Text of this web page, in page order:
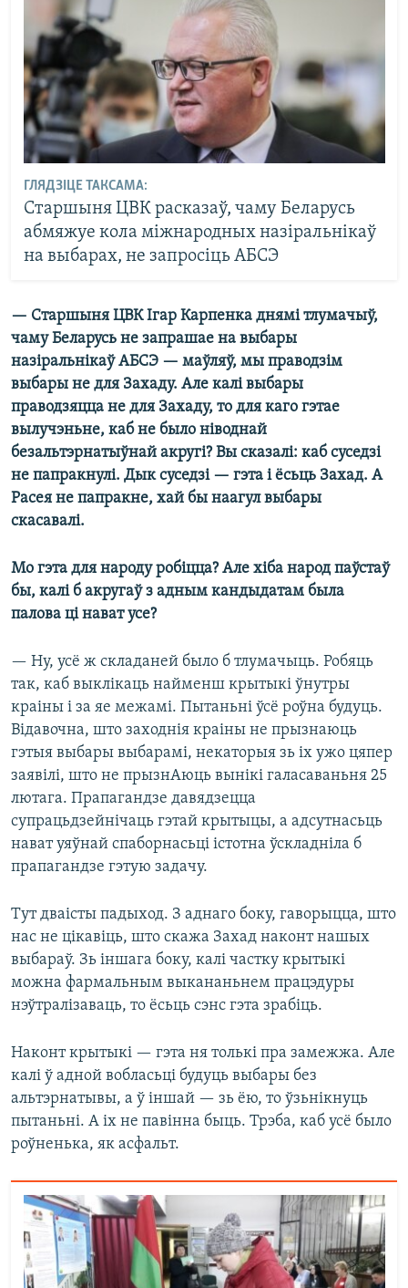
ГЛЯДЗІЦЕ ТАКСАМА:
Старшыня ЦВК расказаў, чаму Беларусь
абмяжуе кола міжнародных назіральнікаў
на выбарах, не запросіць АБСЭ
— Старшыня ЦВК Ігар Карпенка днямі тлумачыў,
чаму Беларусь не запрашае на выбары
назіральнікаў АБСЭ — маўляў, мы праводзім
выбары не для Захаду. Але калі выбары
праводзяцца не для Захаду, то для каго гэтае
вылучэньне, каб не было ніводнай
безальтэрнатыўнай акругі? Вы сказалі: каб суседзі
не папракнулі. Дык суседзі — гэта і ёсьць Захад. А
Расея не папракне, хай бы наагул выбары
скасавалі.
Мо гэта для народу робіцца? Але хіба народ паўстаў
бы, калі б акругаў з адным кандыдатам была
палова ці нават усе?
— Ну, усё ж складаней было б тлумачыць. Робяць
так, каб выклікаць найменш крытыкі ўнутры
краіны і за яе межамі. Пытаньні ўсё роўна будуць.
Відавочна, што заходнія краіны не прызнаюць
гэтыя выбары выбарамі, некаторыя зь іх ужо цяпер
заявілі, што не прызнАюць вынікі галасаваньня 25
лютага. Прапагандзе давядзецца
супрацьдзейнічаць гэтай крытыцы, а адсутнасьць
нават уяўнай спаборнасьці істотна ўскладніла б
прапагандзе гэтую задачу.
Тут дваісты падыход. З аднаго боку, гаворыцца, што
нас не цікавіць, што скажа Захад наконт нашых
выбараў. Зь іншага боку, калі частку крытыкі
можна фармальным выкананьнем працэдуры
нэўтралізаваць, то ёсьць сэнс гэта зрабіць.
Наконт крытыкі — гэта ня толькі пра замежжа. Але
калі ў адной вобласьці будуць выбары без
альтэрнатывы, а ў іншай — зь ёю, то ўзьнікнуць
пытаньні. А іх не павінна быць. Трэба, каб усё было
роўненька, як асфальт.